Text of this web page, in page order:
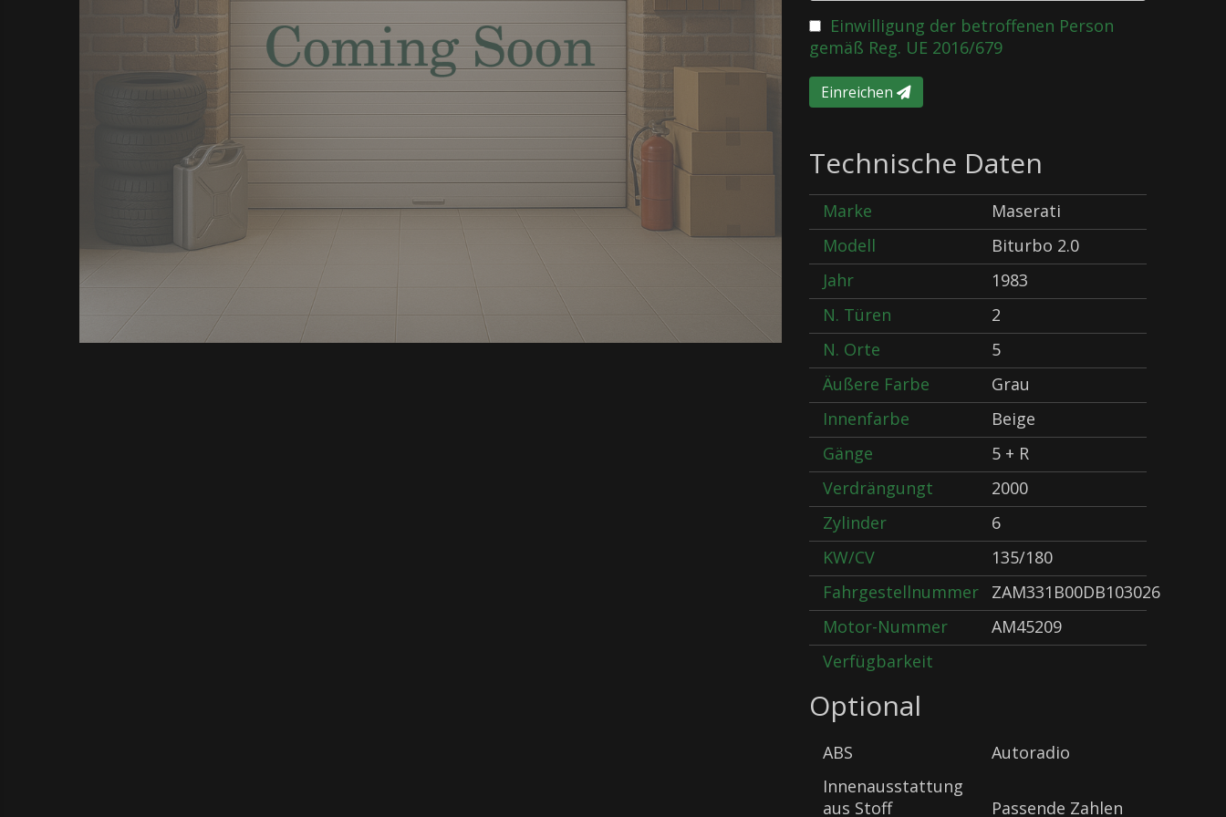
Einwilligung der betroffenen Person
gemäß Reg. UE 2016/679
Einreichen
Technische Daten
Marke
Maserati
Modell
Biturbo 2.0
Jahr
1983
N. Türen
2
N. Orte
5
Äußere Farbe
Grau
Innenfarbe
Beige
Gänge
5 + R
Verdrängungt
2000
Zylinder
6
KW/CV
135/180
Fahrgestellnummer
ZAM331B00DB103026
Motor-Nummer
AM45209
Verfügbarkeit
Optional
ABS
Autoradio
Innenausstattung
aus Stoff
Passende Zahlen